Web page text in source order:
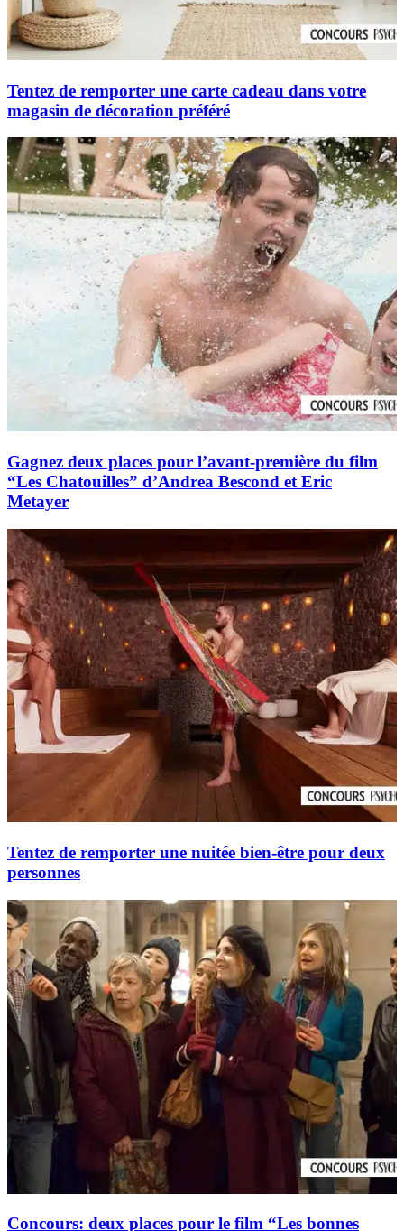
Tentez de remporter une carte cadeau dans votre
magasin de décoration préféré
Gagnez deux places pour l’avant-première du film
“Les Chatouilles” d’Andrea Bescond et Eric
Metayer
Tentez de remporter une nuitée bien-être pour deux
personnes
Concours: deux places pour le film “Les bonnes